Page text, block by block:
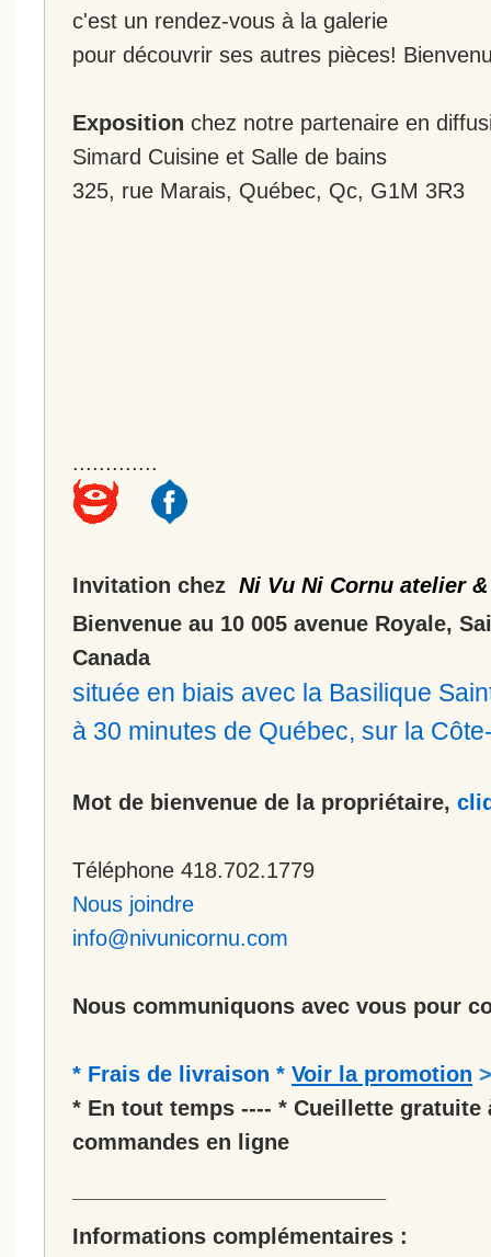
c'est un rendez-vous à la galerie
pour découvrir ses autres pièces!
Exposition chez notre partenaire en
Simard Cuisine et Salle de bains
325, rue Marais, Québec, Qc, G1M 3R3
.............
Invitation chez Ni Vu Ni Cornu atelier
Bienvenue au 10 005 avenue Royale,
Canada
située en biais avec la Basilique
à 30 minutes de Québec, sur la
Mot de bienvenue de la propriétaire,
Téléphone 418.702.1779
Nous joindre
info@nivunicornu.com
Nous communiquons avec vous pour
* Frais de livraison * Voir la promotion >
* En tout temps ---- * Cueillette gratuite
commandes en ligne
Informations complémentaires :